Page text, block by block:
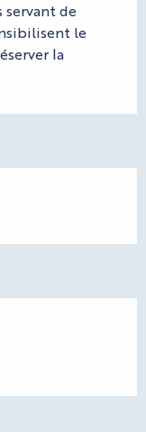
de
le
la